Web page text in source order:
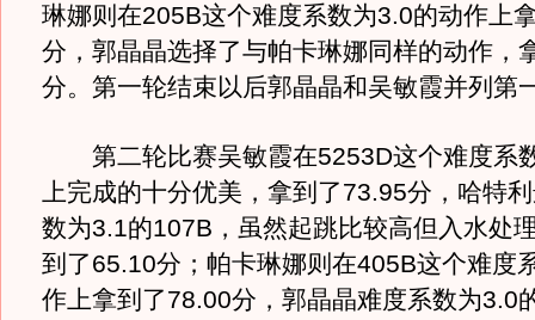
琳娜则在205B这个难度系数为3.0的动作上
分，郭晶晶选择了与帕卡琳娜同样的动作，
分。第一轮结束以后郭晶晶和吴敏霞并列第
第二轮比赛吴敏霞在5253D这个难度系
上完成的十分优美，拿到了73.95分，哈特
数为3.1的107B，虽然起跳比较高但入水处
到了65.10分；帕卡琳娜则在405B这个难度
作上拿到了78.00分，郭晶晶难度系数为3.0